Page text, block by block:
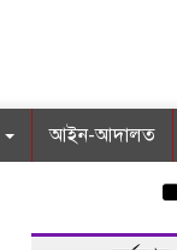
আইন-আদালত
জুলাই